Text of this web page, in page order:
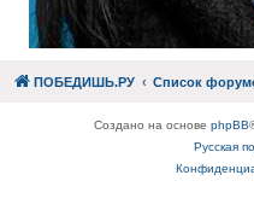
ПОБЕДИШЬ.РУ Список
Создано на основе phpBB
Русская